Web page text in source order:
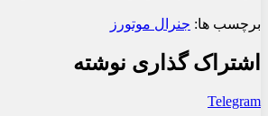
برچسب ها: جنرال موتورز
اشتراک گذاری نوشته
Telegram